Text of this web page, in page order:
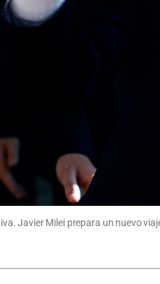
Javier Milei prepara un nuevo